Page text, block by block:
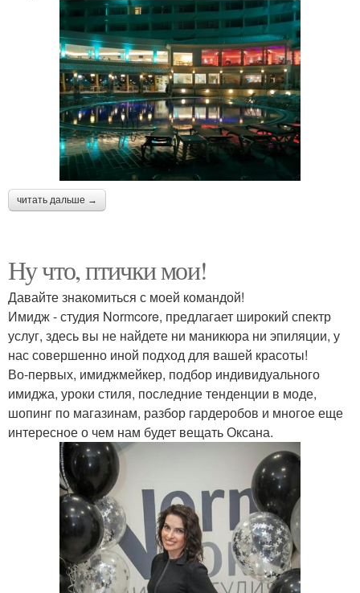
читать дальше →
Ну что, птички мои!
Давайте знакомиться с моей командой!
Имидж - студия Normcore, предлагает широкий спектр
услуг, здесь вы не найдете ни маникюра ни эпиляции, у
нас совершенно иной подход для вашей красоты!
Во-первых, имиджмейкер, подбор индивидуального
имиджа, уроки стиля, последние тенденции в моде,
шопинг по магазинам, разбор гардеробов и многое еще
интересное о чем нам будет вещать Оксана.